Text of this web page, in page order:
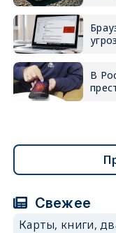
В
Свежее
Карты, книги,